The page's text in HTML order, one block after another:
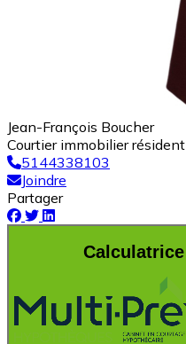
Jean-François Boucher
Courtier immobilier
5144338103
Joindre
Partager